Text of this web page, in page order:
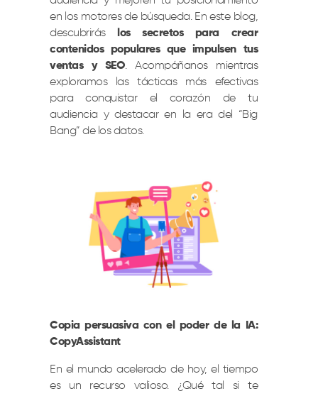
en los motores de búsqueda. En este blog,
descubriráslos secretos para crear
contenidos populares que impulsen tus
ventas y SEO. Acompáñanos mientras
exploramos las tácticas más efectivas
para conquistar el corazón de tu
audiencia y destacar en la era del “Big
Bang” de los datos.
Copia persuasiva con el poder de la IA:
CopyAssistant
En el mundo acelerado de hoy, el tiempo
es un recurso valioso. ¿Qué tal si te